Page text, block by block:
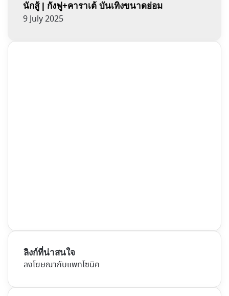
นักสู้ | กังฟู+คาราเต้ บันเทิงขนาดย่อม
9 July 2025
ลิงก์ที่น่าสนใจ
ลงโฆษณากับแพทโซนิค